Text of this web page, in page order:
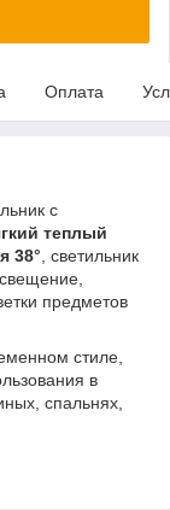
Оплата
с
теплый
38° , светильник
предметов
стиле,
в
спальнях,